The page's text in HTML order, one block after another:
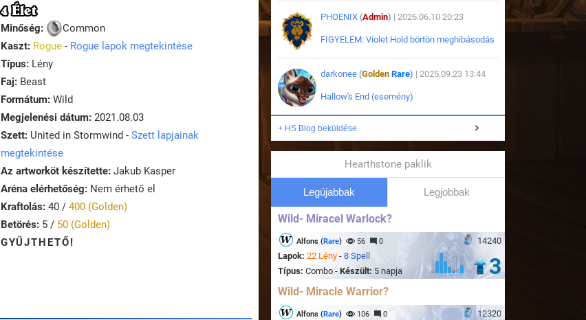
4 Élet
Minőség:
Common
Kaszt: Rogue - Rogue lapok megtekintése
Típus: Lény
Faj: Beast
Formátum: Wild
Megjelenési dátum: 2021.08.03
Szett: United in Stormwind - Szett lapjainak
megtekintése
Az artworköt készítette: Jakub Kasper
Aréna elérhetőség: Nem érhető el
Kraftolás: 40 / 400 (Golden)
Betörés: 5 / 50 (Golden)
GYŰJTHETŐ!
PHOENIX (Admin) | 2026.06.10 20:23
FIGYELEM: Violet Hold börtön meghibásodás
darkonee (Golden Rare) | 2025.09.23 13:44
Hallow's End (esemény)
+ HS Blog beküldése
Hearthstone paklik
Legújabbak Legjobbak
Wild- Miracel Warlock?
14240
Alfons (Rare) 56 0
Lapok: 22 Lény - 8 Spell
Típus: Combo - Készült: 5 napja 3
Wild- Miracle Warrior?
12320
Alfons (Rare) 106 0